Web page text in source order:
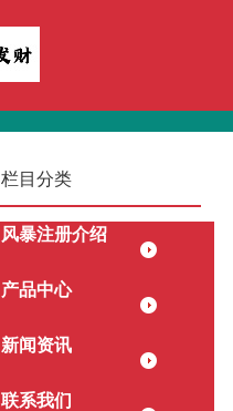
栏目分类
风暴注册介绍
产品中心
新闻资讯
联系我们